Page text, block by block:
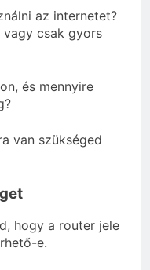
az internetet?
vagy csak gyors
és mennyire
van szükséged
hogy a router jele
e.